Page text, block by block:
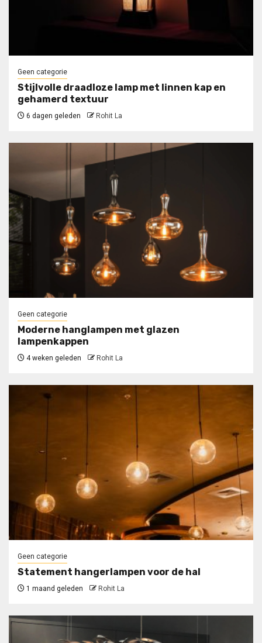
Geen categorie
Stijlvolle draadloze lamp met linnen kap en
gehamerd textuur
6 dagen geleden Rohit La
Geen categorie
Moderne hanglampen met glazen
lampenkappen
4 weken geleden Rohit La
Geen categorie
Statement hangerlampen voor de hal
1 maand geleden Rohit La